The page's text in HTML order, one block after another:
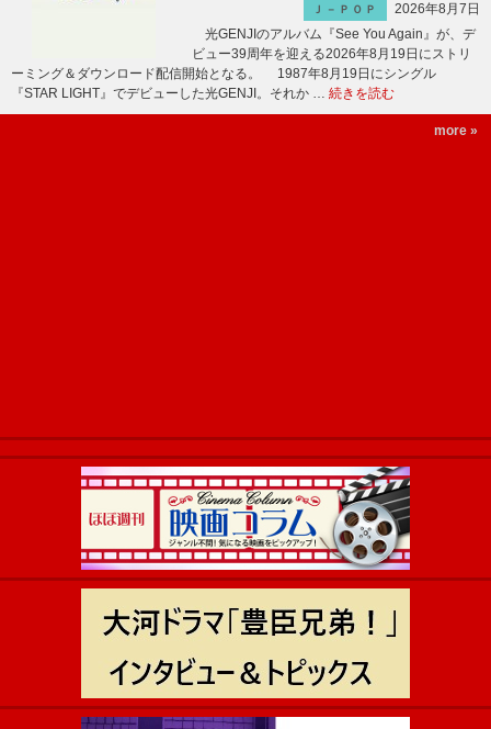
Ｊ－ＰＯＰ
2026年8月7日
光GENJIのアルバム『See You Again』が、デ
ビュー39周年を迎える2026年8月19日にストリ
ーミング＆ダウンロード配信開始となる。 1987年8月19日にシングル
『STAR LIGHT』でデビューした光GENJI。それか … 続きを読む
more »